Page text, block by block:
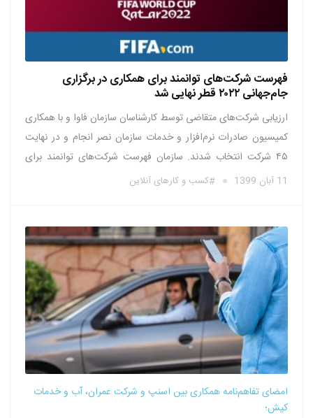
فهرست شرکت‌های توانمند برای همکاری در برگزاری
جام‌جهانی ۲۰۲۲ قطر نهایی شد
ارزیابی شرکت‌های متقاضی توسط کارشناسان سازمان فاوا و با همکاری
کمیسیون صادرات نرم‌افزار و خدمات سازمان نصر انجام و در نهایت
۴۵ شرکت انتخاب شدند. سازمان فهرست شرکت‌های توانمند برای
همکاری در برگزاری جام‌ جهانی ۲۰۲۲ قطر، با همکاری «سازمان فناوری
11 آبان 1399 کسب و کارهای آنلاین
امضای تفاهم‌نامه همکاری بین اسنپ و شرکت عمران، آب و خدمات
کیش؛